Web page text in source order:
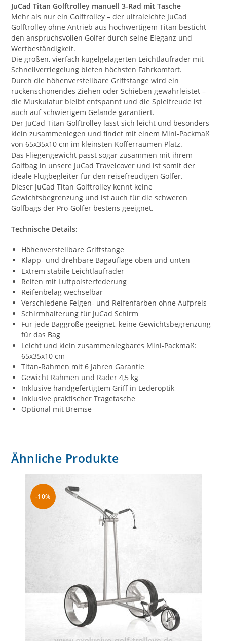
JuCad Titan Golftrolley manuell 3-Rad mit Tasche
Mehr als nur ein Golftrolley – der ultraleichte JuCad
Golftrolley ohne Antrieb aus hochwertigem Titan besticht
den anspruchsvollen Golfer durch seine Eleganz und
Wertbeständigkeit.
Die großen, vierfach kugelgelagerten Leichtlaufräder mit
Schnellverriegelung bieten höchsten Fahrkomfort.
Durch die höhenverstellbare Griffstange wird ein
rückenschonendes Ziehen oder Schieben gewährleistet –
die Muskulatur bleibt entspannt und die Spielfreude ist
auch auf schwierigem Gelände garantiert.
Der JuCad Titan Golftrolley lässt sich leicht und besonders
klein zusammenlegen und findet mit einem Mini-Packmaß
von 65x35x10 cm im kleinsten Kofferräumen Platz.
Das Fliegengewicht passt sogar zusammen mit ihrem
Golfbag in unsere JuCad Travelcover und ist somit der
ideale Flugbegleiter für den reisefreudigen Golfer.
Dieser JuCad Titan Golftrolley kennt keine
Gewichtsbegrenzung und ist auch für die schweren
Golfbags der Pro-Golfer bestens geeignet.
Technische Details:
Höhenverstellbare Griffstange
Klapp- und drehbare Bagauflage oben und unten
Extrem stabile Leichtlaufräder
Reifen mit Luftpolsterfederung
Reifenbelag wechselbar
Verschiedene Felgen- und Reifenfarben ohne Aufpreis
Schirmhalterung für JuCad Schirm
Für jede Baggröße geeignet, keine Gewichtsbegrenzung
für das Bag
Leicht und klein zusammenlegbares Mini-Packmaß:
65x35x10 cm
Titan-Rahmen mit 6 Jahren Garantie
Gewicht Rahmen und Räder 4,5 kg
Inklusive handgefertigtem Griff in Lederoptik
Inklusive praktischer Tragetasche
Optional mit Bremse
Ähnliche Produkte
-10%